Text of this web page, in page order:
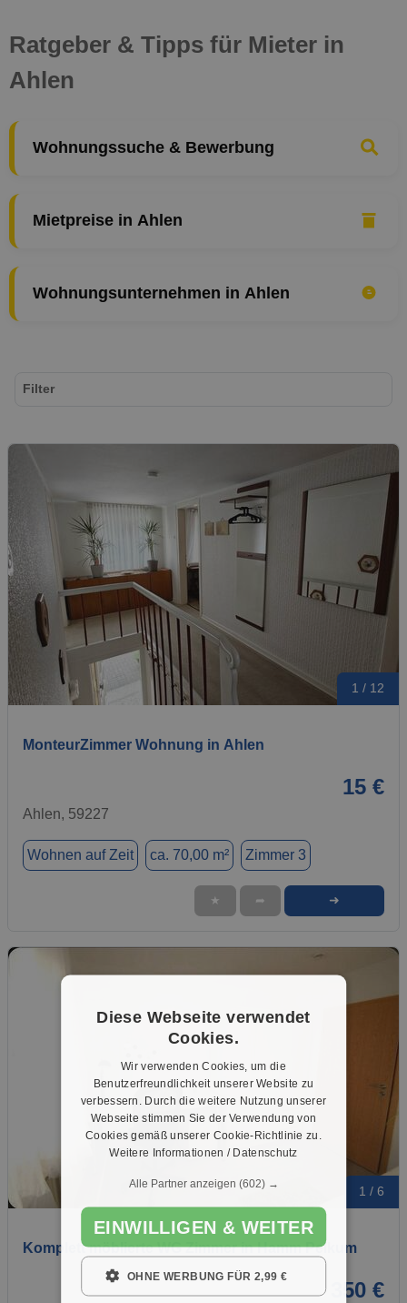
Ratgeber & Tipps für Mieter in
Ahlen
Wohnungssuche & Bewerbung
Mietpreise in Ahlen
Wohnungsunternehmen in Ahlen
1 / 12
MonteurZimmer Wohnung in Ahlen
15 €
Ahlen, 59227
Wohnen auf Zeit ca. 70,00 m² Zimmer 3
★ ➦ ➜
1 / 6
Komplett möblierte WG Zimmer in Hamm Pelkum
350 €
Filter
Diese Webseite verwendet
Cookies.
Wir verwenden Cookies, um die
Benutzerfreundlichkeit unserer Website zu
verbessern. Durch die weitere Nutzung unserer
Webseite stimmen Sie der Verwendung von
Cookies gemäß unserer Cookie-Richtlinie zu.
Weitere Informationen / Datenschutz
Alle Partner anzeigen (602) →
EINWILLIGEN & WEITER
OHNE WERBUNG FÜR 2,99 €